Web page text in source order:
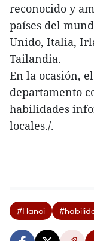
reconocido y
países del
Unido, Italia,
Tailandia.
En la ocasión,
departamento
habilidades
locales./.
#Hanoi